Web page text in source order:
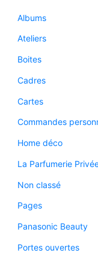
Albums
Ateliers
Boites
Cadres
Cartes
Commandes
Home déco
La Parfumerie
Non classé
Pages
Panasonic Beauty
Portes ouvertes